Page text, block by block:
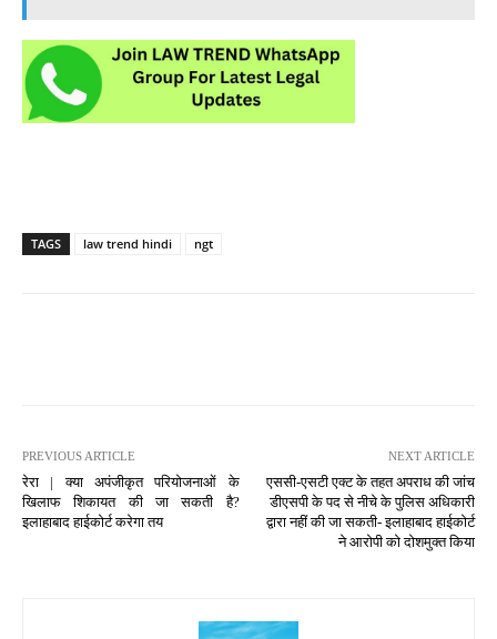
TAGS law trend hindi ngt
PREVIOUS ARTICLE
रेरा | क्या अपंजीकृत परियोजनाओं के
खिलाफ शिकायत की जा सकती है?
इलाहाबाद हाईकोर्ट करेगा तय
NEXT ARTICLE
एससी-एसटी एक्ट के तहत अपराध की जांच
डीएसपी के पद से नीचे के पुलिस अधिकारी
द्वारा नहीं की जा सकती- इलाहाबाद हाईकोर्ट
ने आरोपी को दोशमुक्त किया